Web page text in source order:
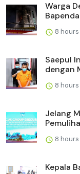
Warga
8 hours
Saepul
dengan
8 hours
Jelang
8 hours
Kepala